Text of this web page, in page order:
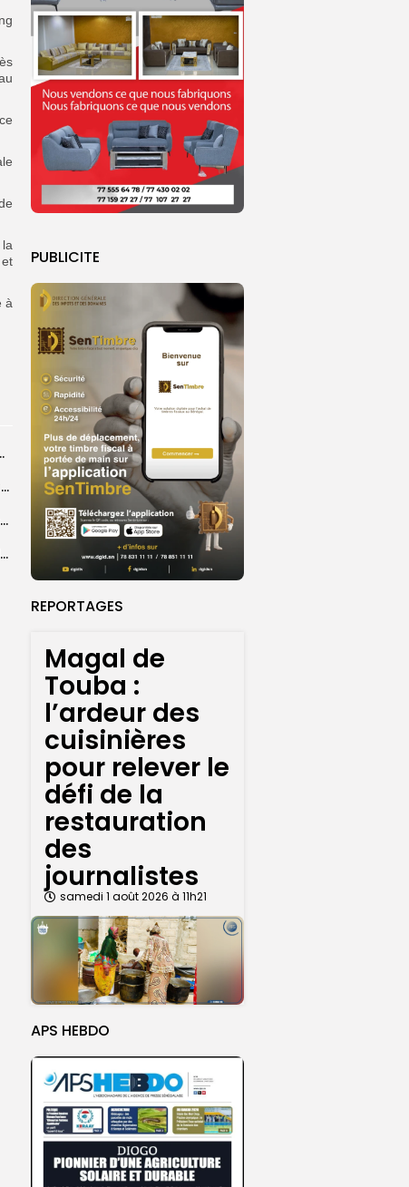
PUBLICITE
REPORTAGES
Magal de
Touba :
l’ardeur des
cuisinières
pour relever le
défi de la
restauration
des
journalistes
samedi 1 août 2026 à 11h21
APS HEBDO
à
Malawi surprend encore...
Magal Touba : dans les coulisses de la restauration de la presse...
Politique de la jeunesse : la CEDEAO adopte son plan d’actions stratégiques...
Grand Magal de Touba : La CSU au plus près des pèlerins